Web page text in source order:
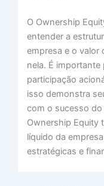
O Ownership
entender a
empresa e o valor
nela. É
participação
isso demonstra
com o sucesso
Ownership Equity
líquido da
estratégicas e